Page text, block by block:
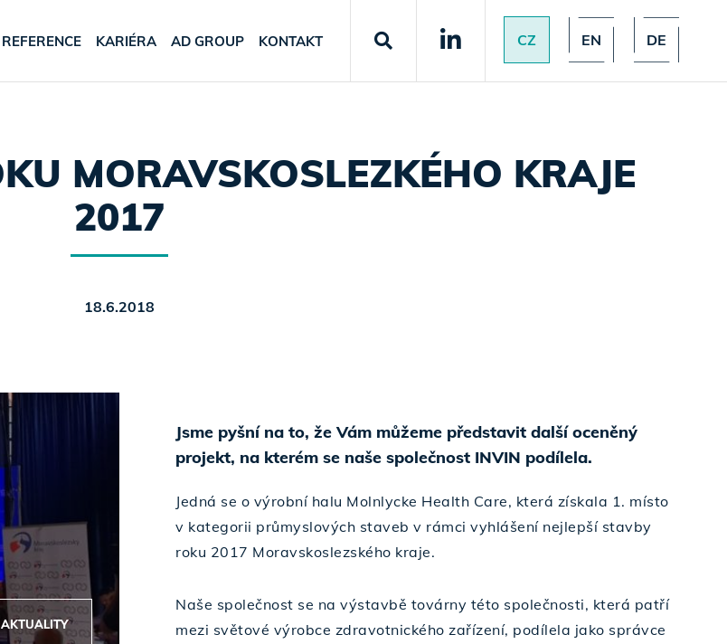
REFERENCE KARIÉRA AD GROUP KONTAKT CZ EN DE
MORAVSKOSLEZKÉHO KRAJE
2017
18.6.2018
Jsme pyšní na to, že Vám můžeme představit další oceněný
projekt, na kterém se naše společnost INVIN podílela.
Jedná se o výrobní halu Molnlycke Health Care, která získala 1. místo
v kategorii průmyslových staveb v rámci vyhlášení nejlepší stavby
roku 2017 Moravskoslezského kraje.
Naše společnost se na výstavbě továrny této společnosti, která patří
mezi světové výrobce zdravotnického zařízení, podílela jako správce